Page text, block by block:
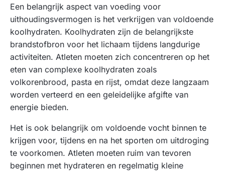
Een belangrijk aspect van voeding voor
uithoudingsvermogen is het verkrijgen van voldoende
koolhydraten. Koolhydraten zijn de belangrijkste
brandstofbron voor het lichaam tijdens langdurige
activiteiten. Atleten moeten zich concentreren op het
eten van complexe koolhydraten zoals
volkorenbrood, pasta en rijst, omdat deze langzaam
worden verteerd en een geleidelijke afgifte van
energie bieden.
Het is ook belangrijk om voldoende vocht binnen te
krijgen voor, tijdens en na het sporten om uitdroging
te voorkomen. Atleten moeten ruim van tevoren
beginnen met hydrateren en regelmatig kleine